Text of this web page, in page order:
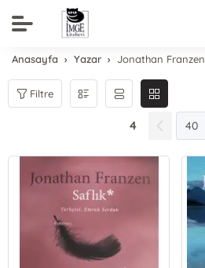
Anasayfa Yazar Jonathan Franzen
Filtre
4